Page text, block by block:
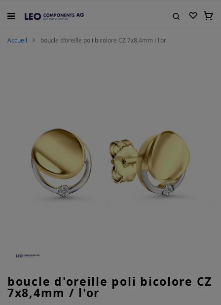
au
Mon
Accueil boucle d'oreille poli bicolore CZ 7x8,4mm / l'or
boucle d'oreille poli bicolore CZ
7x8,4mm / l'or
to
the
beginning